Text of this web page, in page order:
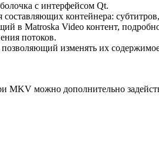
с интерфейсом Qt.
контейнера:
в Matroska Video контент,
потоков.
изменять их
MKV можно дополнительно